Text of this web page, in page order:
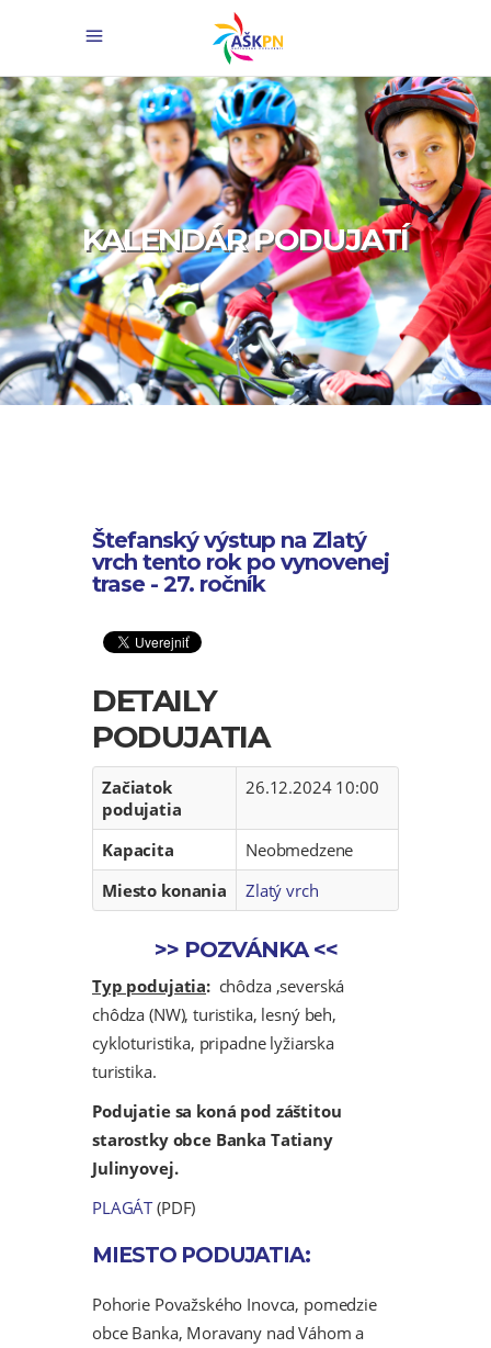
KALENDÁR PODUJATÍ
Štefanský výstup na Zlatý
vrch tento rok po vynovenej
trase - 27. ročník
DETAILY
PODUJATIA
Začiatok
podujatia
26.12.2024 10:00
Kapacita
Neobmedzene
Miesto konania
Zlatý vrch
>> POZVÁNKA<<
Typ podujatia:chôdza ,severská
chôdza (NW), turistika, lesný beh,
cykloturistika, pripadne lyžiarska
turistika.
Podujatie sa koná pod záštitou
starostky obce Banka Tatiany
Julinyovej.
PLAGÁT(PDF)
MIESTO PODUJATIA:
Pohorie Považského Inovca, pomedzie
obce Banka, Moravany nad Váhom a